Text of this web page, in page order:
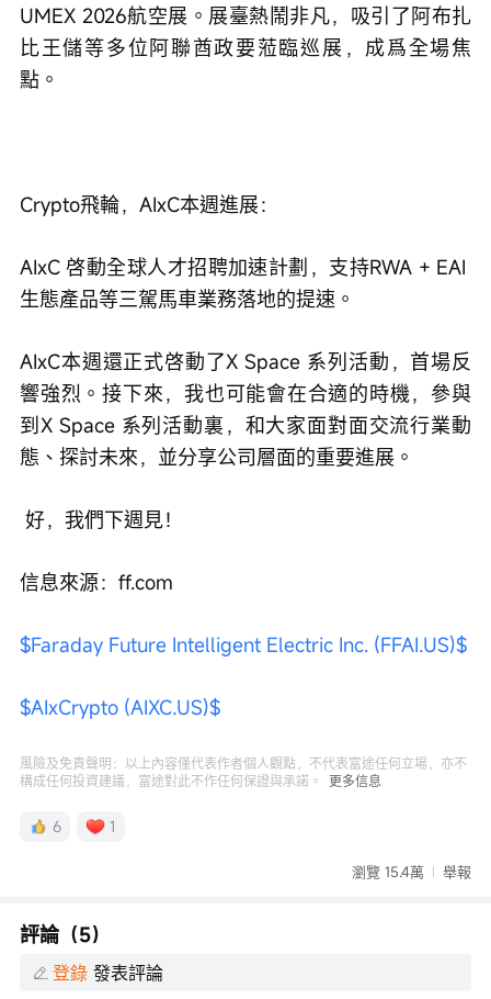
UMEX 2026航空展。展臺熱鬧非凡，吸引了阿布扎
比王儲等多位阿聯酋政要蒞臨巡展，成爲全場焦
點。
Crypto飛輪，AIxC本週進展：
AIxC 啓動全球人才招聘加速計劃，支持RWA + EAI
生態產品等三駕馬車業務落地的提速。
AIxC本週還正式啓動了X Space 系列活動，首場反
響強烈。接下來，我也可能會在合適的時機，參與
到X Space 系列活動裏，和大家面對面交流行業動
態、探討未來，並分享公司層面的重要進展。
好，我們下週見！
信息來源：ff.com
$Faraday Future Intelligent Electric Inc. (FFAI.US)$
$AIxCrypto (AIXC.US)$
風險及免責聲明：以上內容僅代表作者個人觀點，不代表富途任何立場，亦不
構成任何投資建議，富途對此不作任何保證與承諾。
更多信息
6 1
瀏覽 15.4萬 舉報
評論（5）
登錄 發表評論